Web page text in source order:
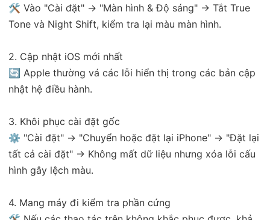
🛠️ Vào "Cài đặt" → "Màn hình & Độ sáng" → Tắt True
Tone và Night Shift, kiểm tra lại màu màn hình.
2. Cập nhật iOS mới nhất
🔄 Apple thường vá các lỗi hiển thị trong các bản cập
nhật hệ điều hành.
3. Khôi phục cài đặt gốc
⚙️ "Cài đặt" → "Chuyển hoặc đặt lại iPhone" → "Đặt lại
tất cả cài đặt" → Không mất dữ liệu nhưng xóa lỗi cấu
hình gây lệch màu.
4. Mang máy đi kiểm tra phần cứng